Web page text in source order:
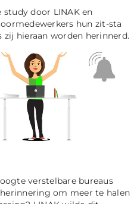
study door LINAK en
hun zit-sta
hieraan worden herinnerd.
verstelbare bureaus
om meer te halen